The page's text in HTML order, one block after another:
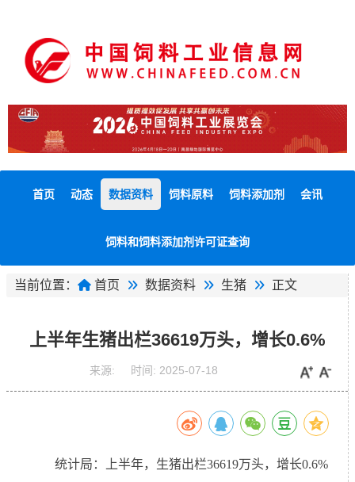
首页 动态 数据资料 饲料原料 饲料添加剂 会讯
饲料和饲料添加剂许可证查询
当前位置： 首页 数据资料 生猪 正文
上半年生猪出栏36619万头，增长0.6%
来源: 时间: 2025-07-18
统计局：上半年，生猪出栏36619万头，增长0.6%